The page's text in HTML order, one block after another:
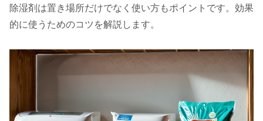
除湿剤は置き場所だけでなく使い方もポイントです。効果
的に使うためのコツを解説します。